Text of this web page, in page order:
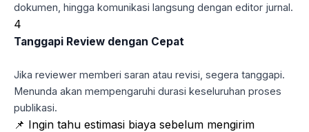
dokumen, hingga komunikasi langsung dengan editor jurnal.
4
Tanggapi Review dengan Cepat
Jika reviewer memberi saran atau revisi, segera tanggapi.
Menunda akan mempengaruhi durasi keseluruhan proses
publikasi.
📌 Ingin tahu estimasi biaya sebelum mengirim